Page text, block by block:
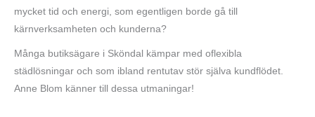
mycket tid och energi, som egentligen borde gå till
kärnverksamheten och kunderna?
Många butiksägare i Sköndal kämpar med oflexibla
städlösningar och som ibland rentutav stör själva kundflödet.
Anne Blom känner till dessa utmaningar!